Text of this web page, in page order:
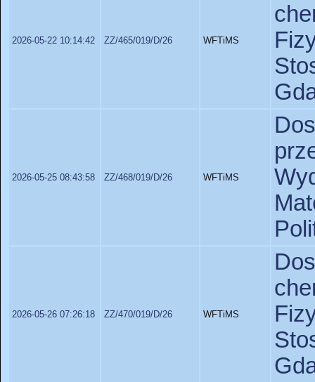
2026-05-22 10:14:42 ZZ/465/019/D/26 WFTiMS
2026-05-25 08:43:58 ZZ/468/019/D/26 WFTiMS
2026-05-26 07:26:18 ZZ/470/019/D/26 WFTiMS